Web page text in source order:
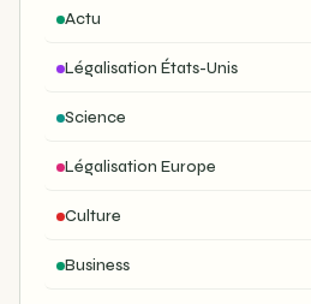
Actu
Légalisation États-Unis
Science
Légalisation Europe
Culture
Business